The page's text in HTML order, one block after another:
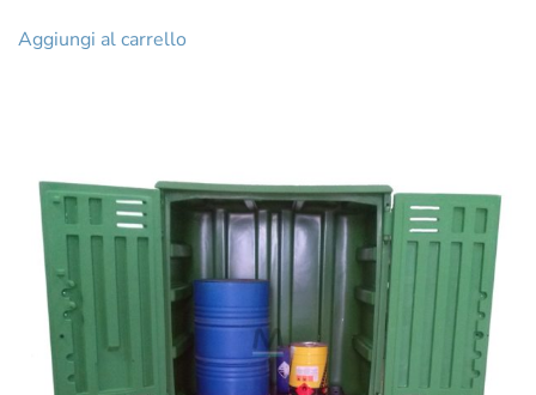
Aggiungi al carrello